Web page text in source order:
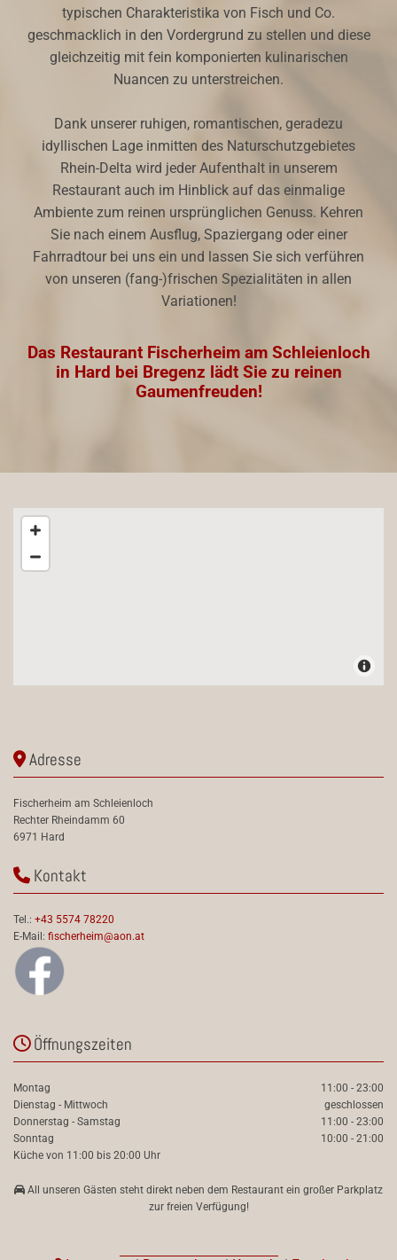
typischen Charakteristika von Fisch und Co.
geschmacklich in den Vordergrund zu stellen und diese
gleichzeitig mit fein komponierten kulinarischen
Nuancen zu unterstreichen.
Dank unserer ruhigen, romantischen, geradezu
idyllischen Lage inmitten des Naturschutzgebietes
Rhein-Delta wird jeder Aufenthalt in unserem
Restaurant auch im Hinblick auf das einmalige
Ambiente zum reinen ursprünglichen Genuss. Kehren
Sie nach einem Ausflug, Spaziergang oder einer
Fahrradtour bei uns ein und lassen Sie sich verführen
von unseren (fang-)frischen Spezialitäten in allen
Variationen!
Das Restaurant Fischerheim am Schleienloch
in Hard bei Bregenz lädt Sie zu reinen
Gaumenfreuden!
Adresse
Fischerheim am Schleienloch
Rechter Rheindamm 60
6971 Hard
 Kontakt
Tel.: +43 5574 78220
E-Mail: fischerheim@aon.at
Öffnungszeiten
Montag
11:00 - 23:00
Dienstag - Mittwoch
geschlossen
Donnerstag - Samstag
11:00 - 23:00
Sonntag
10:00 - 21:00
Küche von 11:00 bis 20:00 Uhr
 All unseren Gästen steht direkt neben dem Restaurant ein großer Parkplatz
zur freien Verfügung!